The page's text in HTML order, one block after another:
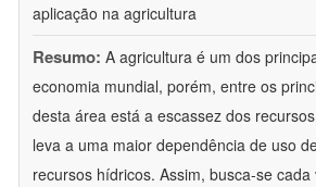
aplicação na agricultura
Resumo: A agricultura é um dos
economia mundial, porém, entre os
desta área está a escassez dos
leva a uma maior dependência de uso
recursos hídricos. Assim, busca-se cada